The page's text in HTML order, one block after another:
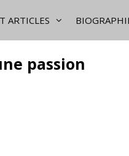
ARTICLES
passion